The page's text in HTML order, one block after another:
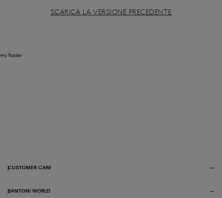
SCARICA LA VERSIONE PRECEDENTE
my footer
CUSTOMER CARE
SANTONI WORLD